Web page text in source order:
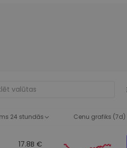
24 stundās Cenu grafiks (7d)
17.8B €